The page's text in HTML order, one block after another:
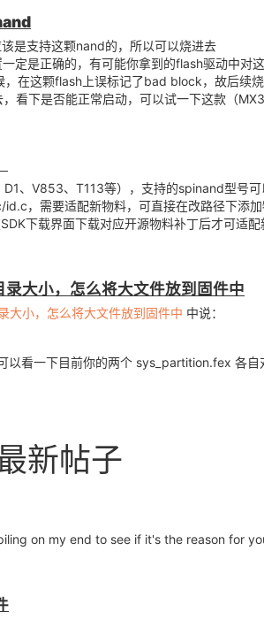
~/openwrt/target/v853/v853-common/boot-resource/boot-resource
时替换掉该路径下的 bootlogo.bmp 文件即
打包之后，其大小已经超过了我们对该分区
是支持这颗nand的，所以可以烧进去
定是正确的，有可能你拿到的flash驱动中
在这颗flash上误标记了bad block，故后续
看下是否能正常启动，可以试一下这款（
D1、V853、T113等），支持的spinand型
，需要适配新物料，可直接在改路径下添加
下载界面下载对应开源物料补丁后才可适配
大小，怎么将大文件放到固件中
小，怎么将大文件放到固件中 中说：
看一下目前你的两个 sys_partition.fex 各自
新帖子
on my end to see if it's the reason for